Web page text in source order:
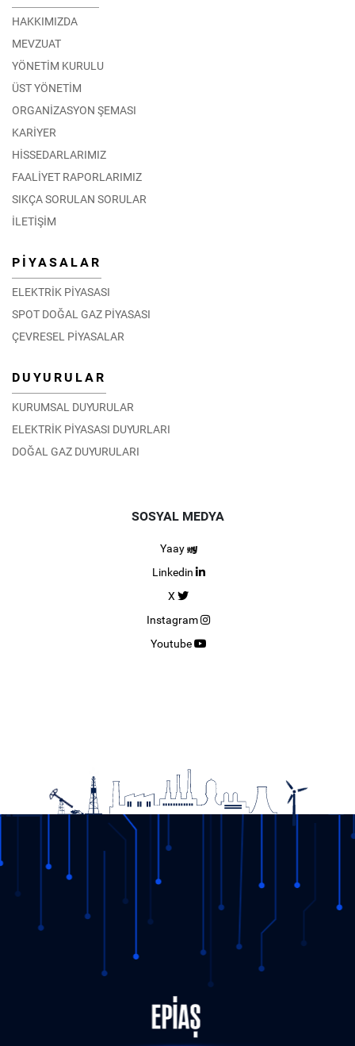
HAKKIMIZDA
MEVZUAT
YÖNETİM KURULU
ÜST YÖNETİM
ORGANİZASYON ŞEMASI
KARİYER
HİSSEDARLARIMIZ
FAALİYET RAPORLARIMIZ
SIKÇA SORULAN SORULAR
İLETİŞİM
PİYASALAR
ELEKTRİK PİYASASI
SPOT DOĞAL GAZ PİYASASI
ÇEVRESEL PİYASALAR
DUYURULAR
KURUMSAL DUYURULAR
ELEKTRİK PİYASASI DUYURLARI
DOĞAL GAZ DUYURULARI
SOSYAL MEDYA
Yaay
Linkedin
X
Instagram
Youtube